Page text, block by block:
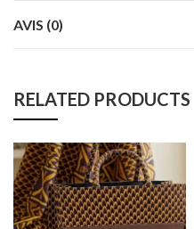
AVIS (0)
RELATED PRODUCTS